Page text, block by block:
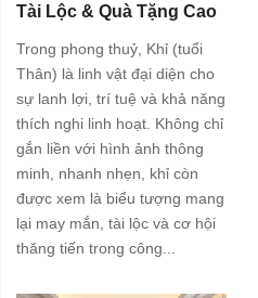
Tài Lộc & Quà Tặng Cao
Trong phong thuỷ, Khỉ (tuổi
Thân) là linh vật đại diện cho
sự lanh lợi, trí tuệ và khả năng
thích nghi linh hoạt. Không chỉ
gắn liền với hình ảnh thông
minh, nhanh nhẹn, khỉ còn
được xem là biểu tượng mang
lại may mắn, tài lộc và cơ hội
thăng tiến trong công...